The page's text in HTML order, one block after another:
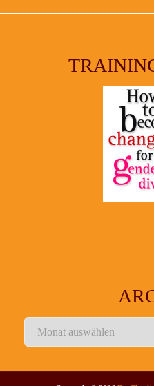
Archiv